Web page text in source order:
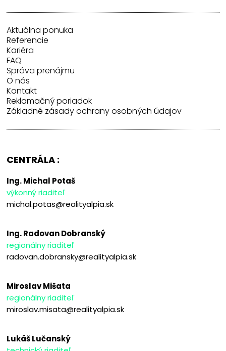
Aktuálna ponuka
Referencie
Kariéra
FAQ
Správa prenájmu
O nás
Kontakt
Reklamačný poriadok
Základné zásady ochrany osobných údajov
CENTRÁLA :
Ing. Michal Potaš
výkonný riaditeľ
michal.potas@realityalpia.sk
Ing. Radovan Dobranský
regionálny riaditeľ
radovan.dobransky@realityalpia.sk
Miroslav Mišata
regionálny riaditeľ
miroslav.misata@realityalpia.sk
Lukáš Lučanský